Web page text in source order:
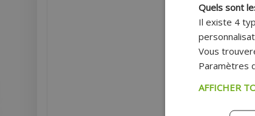
BOUGIE NGK
REFROIDIS
D'ORIGINE
Quels sont
Il existe 4
Vous
Paramètres
AFFICHER